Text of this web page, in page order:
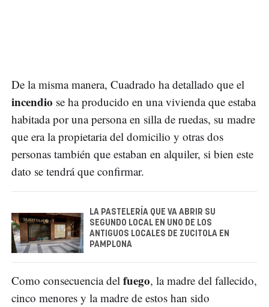
De la misma manera, Cuadrado ha detallado que el
incendio se ha producido en una vivienda que estaba
habitada por una persona en silla de ruedas, su madre
que era la propietaria del domicilio y otras dos
personas también que estaban en alquiler, si bien este
dato se tendrá que confirmar.
LA PASTELERÍA QUE VA ABRIR SU
SEGUNDO LOCAL EN UNO DE LOS
ANTIGUOS LOCALES DE ZUCITOLA EN
PAMPLONA
Como consecuencia del fuego, la madre del fallecido,
cinco menores y la madre de estos han sido